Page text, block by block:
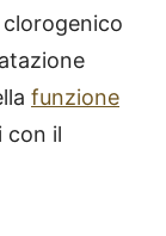
funzione
con il